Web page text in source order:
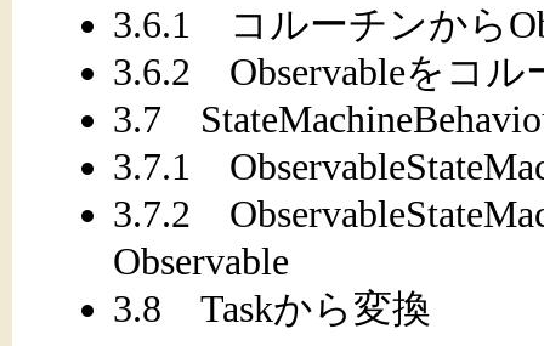
3.6.1 コルーチンから
3.6.2 Observableをコ
3.7
3.7.1
3.7.2
Observable
3.8 Taskから変換